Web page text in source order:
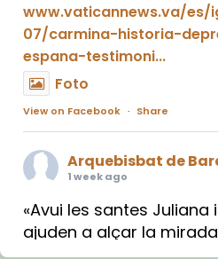
www.vaticannews.va/es/
07/carmina-historia-
espana-testimoni...
Foto
View on Facebook · Share
Arquebisbat de
1 week ago
«Avui les santes Juliana
ajuden a alçar la